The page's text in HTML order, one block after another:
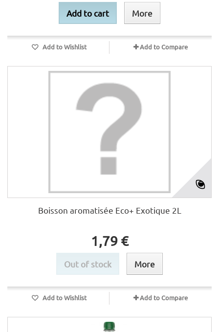
Add to cart More
Add to Wishlist Add to Compare
Boisson aromatisée Eco+ Exotique 2L
1,79 €
Out of stock More
Add to Wishlist Add to Compare